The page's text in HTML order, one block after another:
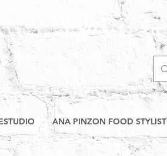
ANA PINZON FOOD STYLIST